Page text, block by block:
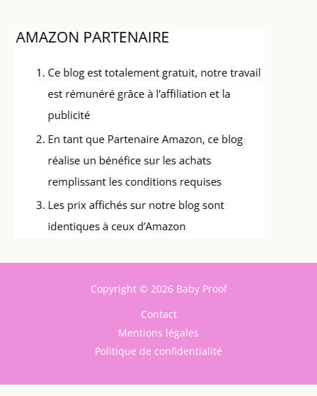
Copyright © 2026 Baby Proof
Contact
Mentions légales
Politique de confidentialité